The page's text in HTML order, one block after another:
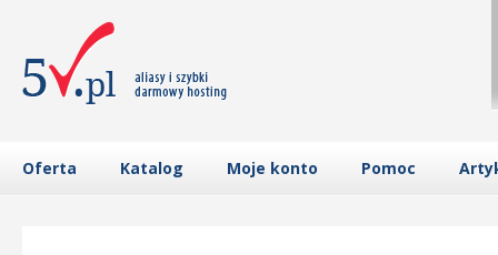
Oferta Katalog Moje konto Pomoc